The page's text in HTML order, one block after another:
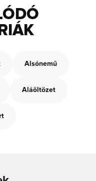
Alsónemű
Aláöltözet